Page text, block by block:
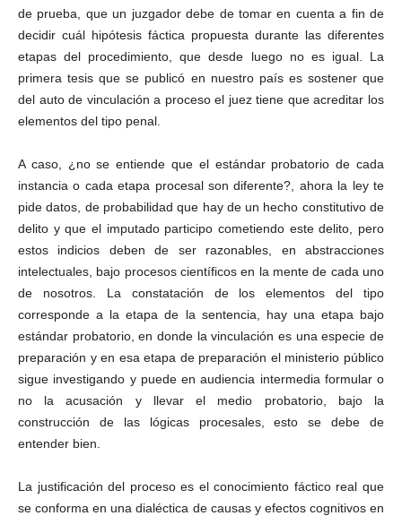
Telegram
de prueba, que un juzgador debe de tomar en cuenta a fin de
decidir cuál hipótesis fáctica propuesta durante las diferentes
etapas del procedimiento, que desde luego no es igual. La
primera tesis que se publicó en nuestro país es sostener que
del auto de vinculación a proceso el juez tiene que acreditar los
elementos del tipo penal.
A caso, ¿no se entiende que el estándar probatorio de cada
instancia o cada etapa procesal son diferente?, ahora la ley te
pide datos, de probabilidad que hay de un hecho constitutivo de
delito y que el imputado participo cometiendo este delito, pero
estos indicios deben de ser razonables, en abstracciones
intelectuales, bajo procesos científicos en la mente de cada uno
de nosotros. La constatación de los elementos del tipo
corresponde a la etapa de la sentencia, hay una etapa bajo
estándar probatorio, en donde la vinculación es una especie de
preparación y en esa etapa de preparación el ministerio público
sigue investigando y puede en audiencia intermedia formular o
no la acusación y llevar el medio probatorio, bajo la
construcción de las lógicas procesales, esto se debe de
entender bien.
La justificación del proceso es el conocimiento fáctico real que
se conforma en una dialéctica de causas y efectos cognitivos en